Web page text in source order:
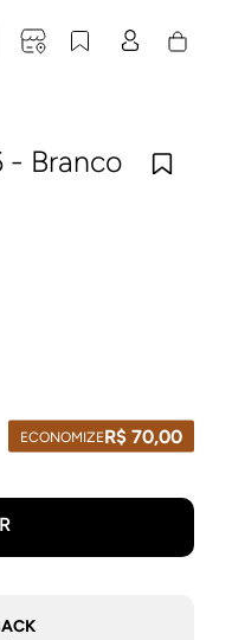
- Branco
ECONOMIZER$ 70,00